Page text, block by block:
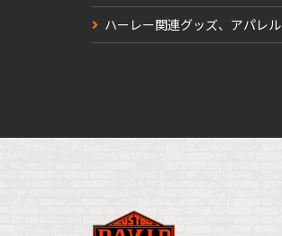
ハーレー関連グッズ、アパレル